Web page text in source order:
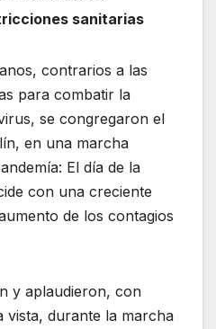
sanitarias
contrarios a las
para combatir la
se congregaron el
en una marcha
El día de la
con una creciente
de los contagios
y aplaudieron, con
vista, durante la marcha